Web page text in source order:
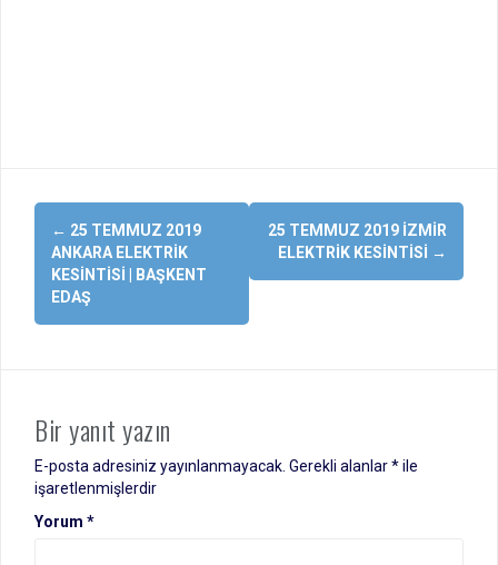
Yazı
dolaşımı
← 25 TEMMUZ 2019
ANKARA ELEKTRIK
KESINTISI | BAŞKENT
EDAŞ
25 TEMMUZ 2019 İZMIR
ELEKTRIK KESINTISI →
Bir yanıt yazın
E-posta adresiniz yayınlanmayacak. Gerekli alanlar*ile
işaretlenmişlerdir
Yorum *